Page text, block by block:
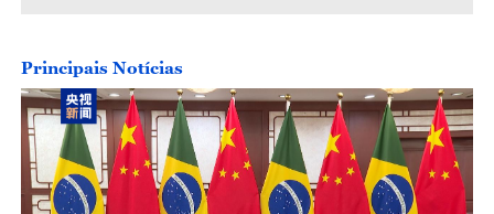
Principais Notícias